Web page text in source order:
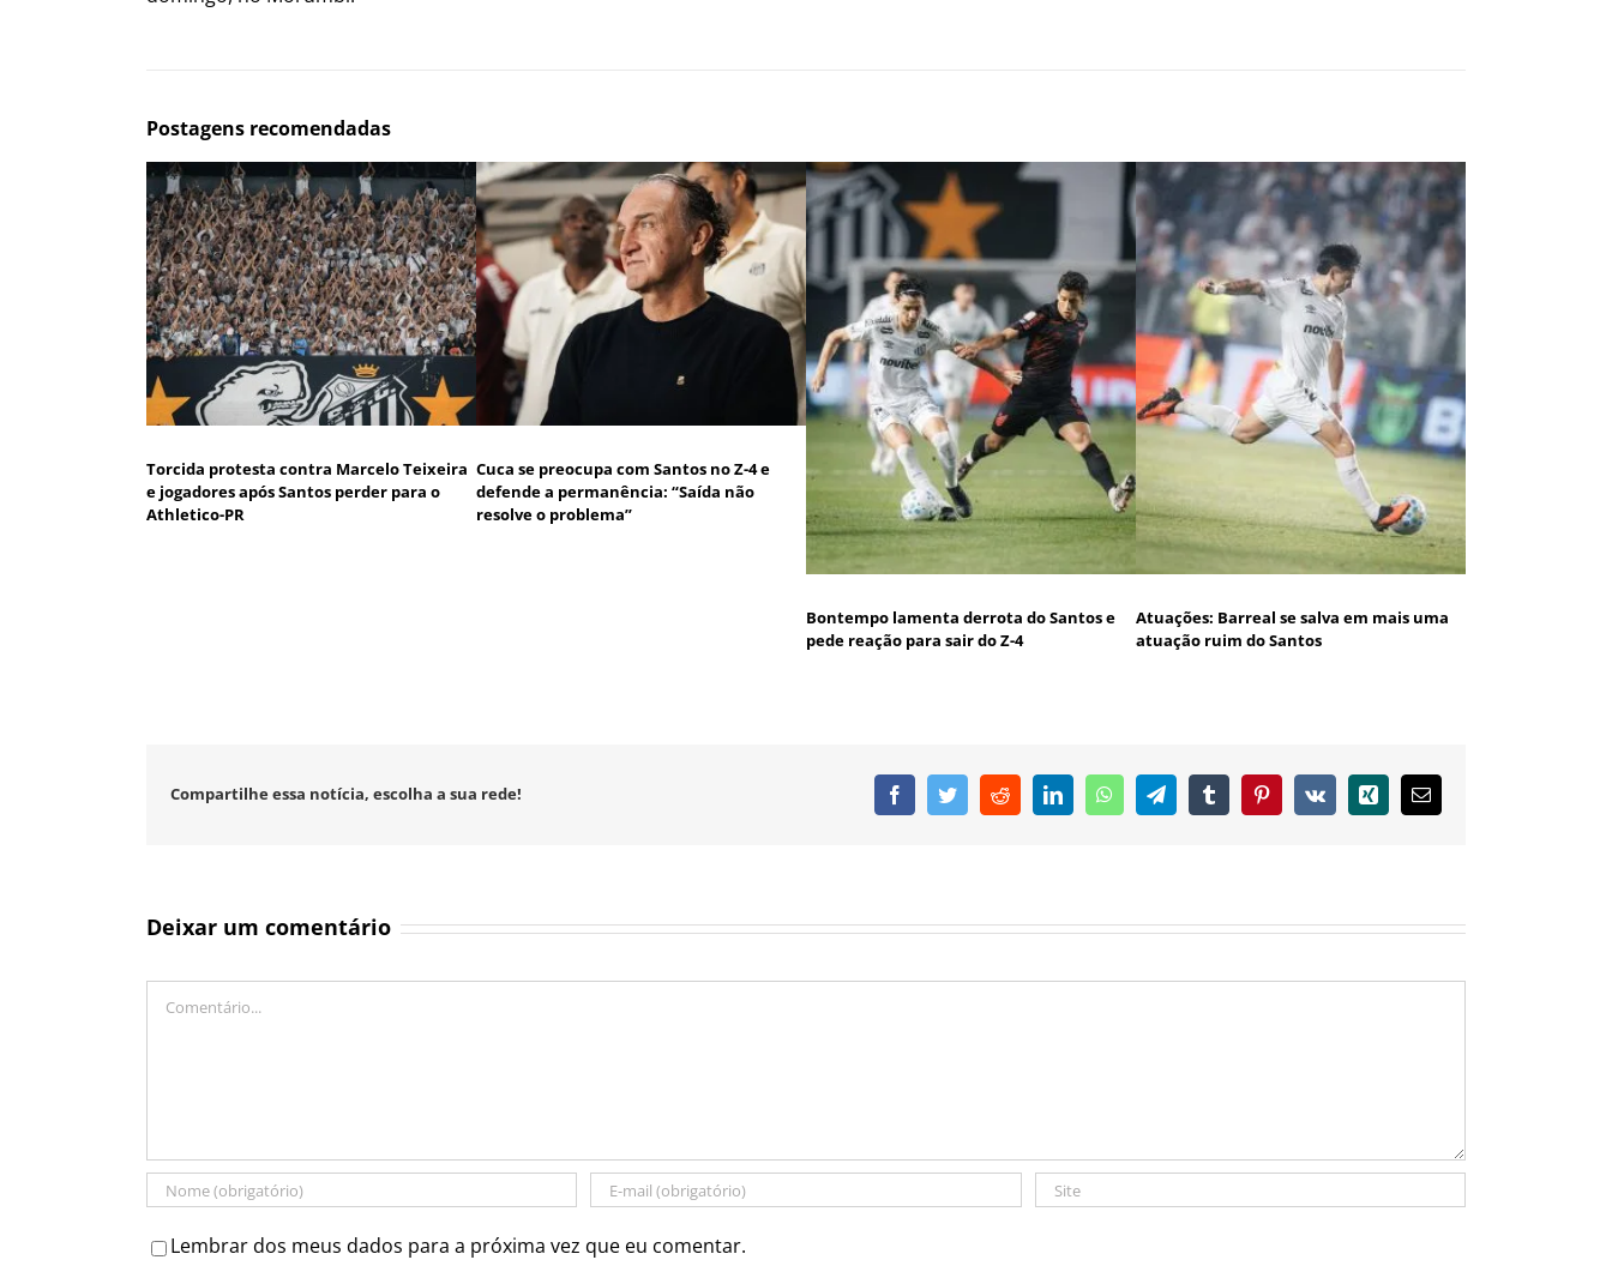
Postagens recomendadas
Torcida protesta contra Marcelo Teixeira
e jogadores após Santos perder para o
Athletico-PR
Cuca se preocupa com Santos no Z-4 e
defende a permanência: “Saída não
resolve o problema”
Bontempo lamenta derrota do Santos e
pede reação para sair do Z-4
Atuações: Barreal se salva em mais uma
atuação ruim do Santos
Compartilhe essa notícia, escolha a sua rede! FacebookTwitterRedditLinkedInWhatsAppTelegramTumblr PinterestVk Xing
E-
mail
Deixar um comentário
Lembrar dos meus dados para a próxima vez que eu comentar.